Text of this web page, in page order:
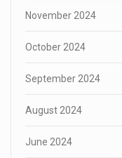
November 2024
October 2024
September 2024
August 2024
June 2024